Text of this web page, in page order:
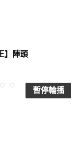
】陣頭
暫停輪播